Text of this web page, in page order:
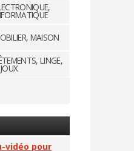
MAISON
LINGE,
vidéo pour